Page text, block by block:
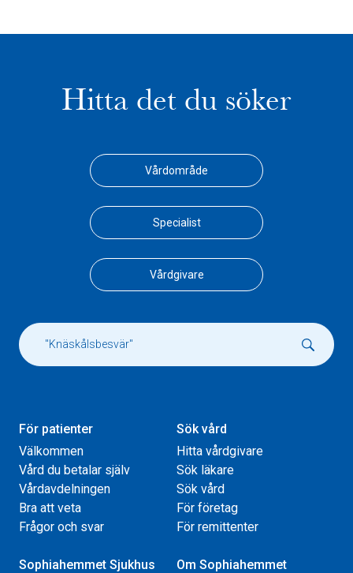
Hitta det du söker
Vårdområde
Specialist
Vårdgivare
För patienter
Välkommen
Vård du betalar själv
Vårdavdelningen
Bra att veta
Frågor och svar
Sök vård
Hitta vårdgivare
Sök läkare
Sök vård
För företag
För remittenter
Sophiahemmet Sjukhus
Om Sophiahemmet